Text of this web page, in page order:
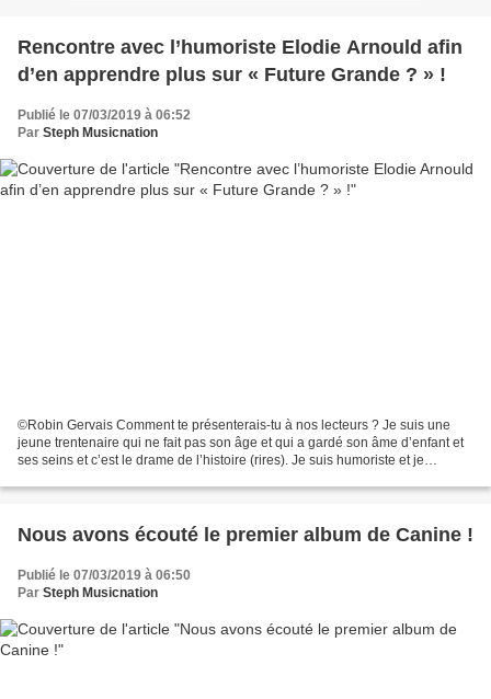
Rencontre avec l’humoriste Elodie Arnould afin
d’en apprendre plus sur « Future Grande ? » !
Publié le 07/03/2019 à 06:52
Par Steph Musicnation
©Robin Gervais Comment te présenterais-tu à nos lecteurs ? Je suis une
jeune trentenaire qui ne fait pas son âge et qui a gardé son âme d’enfant et
ses seins et c’est le drame de l’histoire (rires). Je suis humoriste et je
Nous avons écouté le premier album de Canine !
Publié le 07/03/2019 à 06:50
Par Steph Musicnation